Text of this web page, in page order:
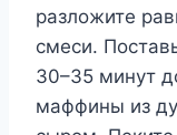
разложите
смеси.
30–35 минут
маффины из